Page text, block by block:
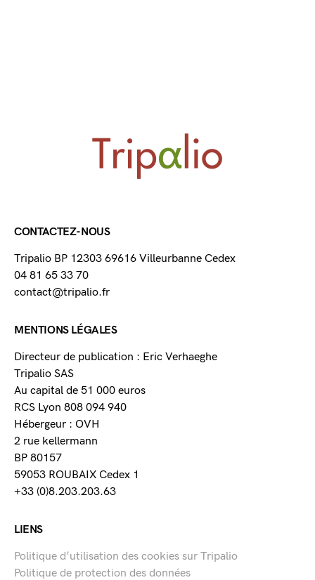
CONTACTEZ-NOUS
Tripalio BP 12303 69616 Villeurbanne Cedex
04 81 65 33 70
contact@tripalio.fr
MENTIONS LÉGALES
Directeur de publication : Eric Verhaeghe
Tripalio SAS
Au capital de 51 000 euros
RCS Lyon 808 094 940
Hébergeur : OVH
2 rue kellermann
BP 80157
59053 ROUBAIX Cedex 1
+33 (0)8.203.203.63
LIENS
Politique d’utilisation des cookies sur Tripalio
Politique de protection des données